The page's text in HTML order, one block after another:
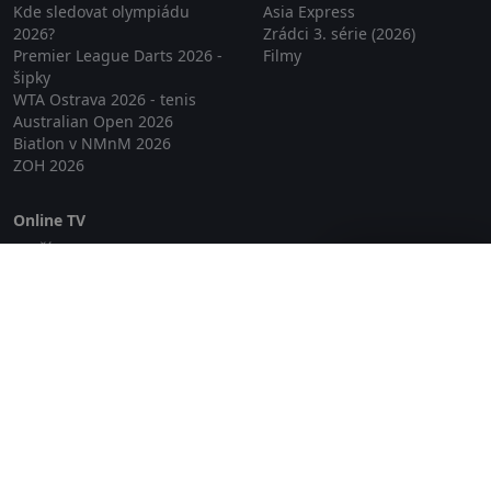
Kde sledovat olympiádu
2026?
Premier League Darts 2026 -
šipky
WTA Ostrava 2026 - tenis
Australian Open 2026
Biatlon v NMnM 2026
ZOH 2026
Asia Express
Zrádci 3. série (2026)
Filmy
Online TV
Lepší.TV